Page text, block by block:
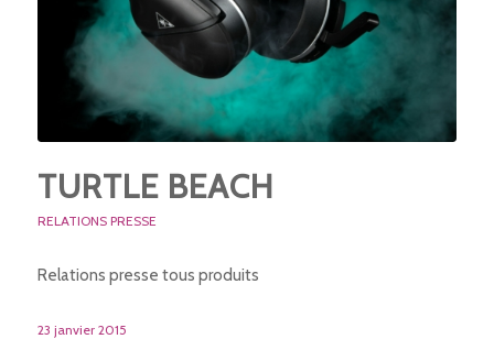
TURTLE BEACH
RELATIONS PRESSE
Relations presse tous produits
23 janvier 2015